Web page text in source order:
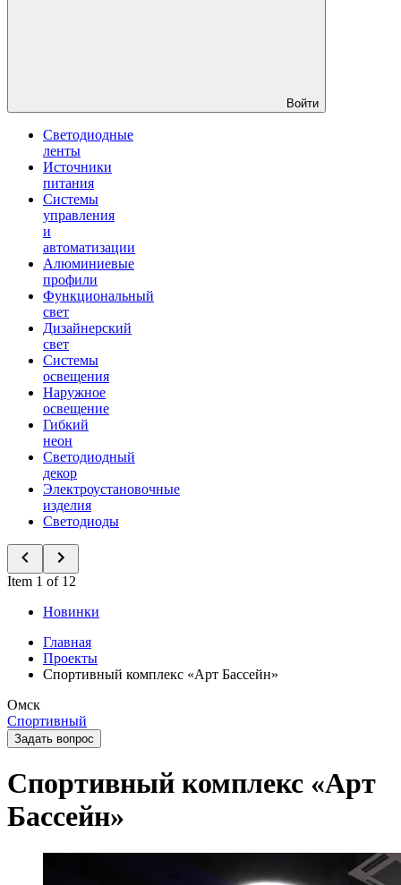
Войти
Светодиодные
ленты
Источники
питания
Системы
управления
и
автоматизации
Алюминиевые
профили
Функциональный
свет
Дизайнерский
свет
Системы
освещения
Наружное
освещение
Гибкий
неон
Светодиодный
декор
Электроустановочные
изделия
Светодиоды
Item 1 of 12
Новинки
Главная
Проекты
Спортивный комплекс «Арт Бассейн»
Омск
Спортивный
Задать вопрос
Спортивный комплекс «Арт
Бассейн»